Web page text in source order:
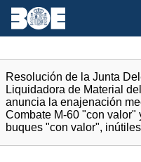
Resolución de la Junta
Liquidadora de Material
anuncia la enajenación
Combate M-60 "con
buques "con valor",